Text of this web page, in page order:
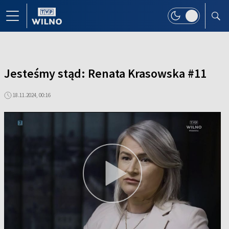
Jesteśmy stąd: Renata Krasowska #11
18.11.2024, 00:16